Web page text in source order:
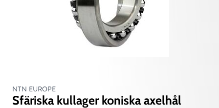
NTN EUROPE
Sfäriska kullager koniska axelhål